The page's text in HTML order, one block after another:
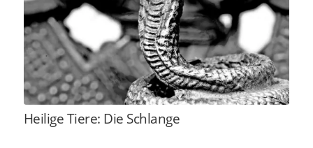
Heilige Tiere: Die Schlange